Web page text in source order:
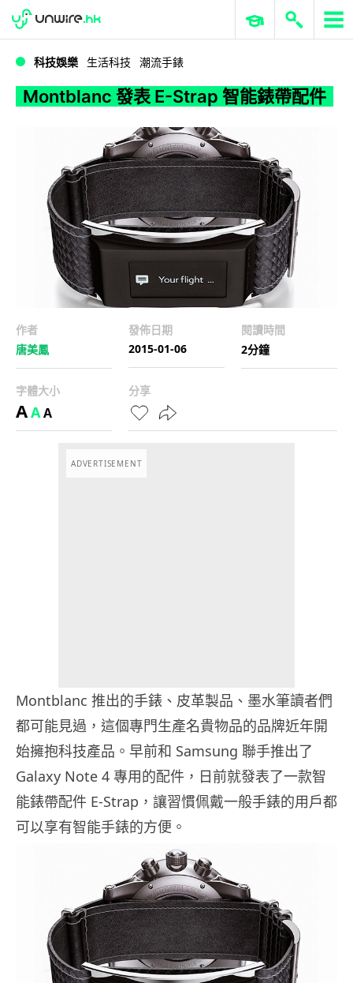
Montblanc 發表 E-Strap 智能錶帶配件
WWDC 2026 ERP 與商業 AI
科技娛樂 生活科技 潮流手錶
Montblanc 發表 E-Strap 智能錶帶配件
作者
唐美鳳
發佈日期
2015-01-06
閱讀時間
2分鐘
字體大小
AAA
分享
ADVERTISEMENT
Montblanc 推出的手錶、皮革製品、墨水筆讀者們
都可能見過，這個專門生產名貴物品的品牌近年開
始擁抱科技產品。早前和 Samsung 聯手推出了
Galaxy Note 4 專用的配件，日前就發表了一款智
能錶帶配件 E-Strap，讓習慣佩戴一般手錶的用戶都
可以享有智能手錶的方便。